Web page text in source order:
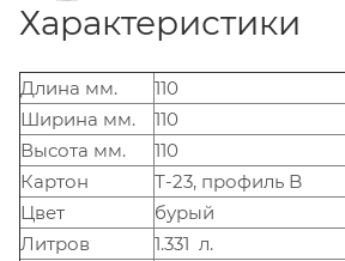
Характеристики
Длина мм.
110
Ширина мм.
110
Высота мм.
110
Картон
Т-23, профиль B
Цвет
бурый
Литров
1.331 л.